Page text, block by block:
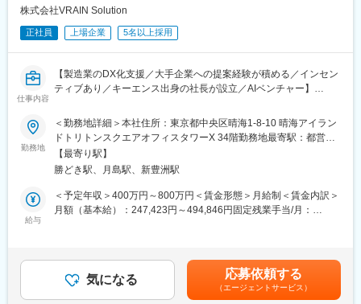
株式会社VRAIN Solution
正社員 上場企業 5名以上採用
仕事内容
【製造業のDX化支援／大手企業への提案経験が積める／インセン
ティブあり／キーエンス出身の社長が設立／AIベンチャー】
■仕事内容
当社が開発・提供するAI検査装置や自動化設備の装置提案営業を
お任せします。単なるプロダクトの提供ではなく、顧客の生産課
題を深く理解した上で、ソリューション型の提案を行う営業スタ
イルです。
新規開拓営業として担当エリアを持ち、クライアントの課題ヒア
リングから技術検証業務、外観検査装置の顧客最適化した提案か
ら導入までをリードしていただきます。
・製造業（自動車、食品、電子部品など）へのAI外観検査装置の
法人提案営業
・顧客の課題ヒアリングおよび最適なAIカメラ、装置・システム
勤務地
＜勤務地詳細＞本社住所：東京都中央区晴海1-8-10 晴海アイラン
ドトリトンスクエアオフィスタワーX 34階勤務地最寄駅：都営大
江戸線／勝どき駅受動喫煙対策：屋内全面禁煙変更の範囲：会社
の定める事業所
【最寄り駅】
勝どき駅、月島駅、新豊洲駅
給与
＜予定年収＞400万円～800万円＜賃金形態＞月給制＜賃金内訳＞
月額（基本給）：247,423円～494,846円固定残業手当/月：
経験、スキル、年齢を考慮の上、当社規定により決定します。※年
収構成は、月給×12ヶ月となります。■人事評価：年2回※評価に応
じて給与改定を実施賃金はあくまでも目安の金額であり、選考を
気になる 応募依頼する
（エージェントサービス）